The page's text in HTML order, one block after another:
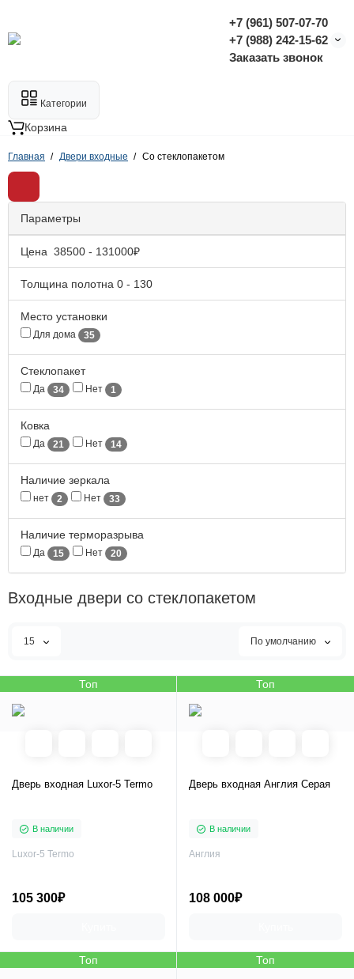
+7 (961) 507-07-70
+7 (988) 242-15-62
Заказать звонок
Категории
Корзина
Главная Двери входные Со стеклопакетом
Параметры
Цена 38500 - 131000₽
Толщина полотна 0 - 130
Место установки
Для дома 35
Стеклопакет
Да 34 Нет 1
Ковка
Да 21 Нет 14
Наличие зеркала
нет 2 Нет 33
Наличие терморазрыва
Да 15 Нет 20
Входные двери со стеклопакетом
15 По умолчанию
Топ
Дверь входная Luxor-5 Termo
В наличии
Luxor-5 Termo
105 300₽
Топ
Дверь входная Англия Серая
В наличии
Англия
108 000₽
Топ Топ